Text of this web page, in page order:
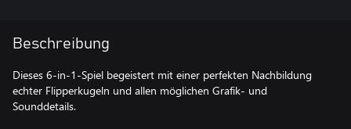
Beschreibung
Dieses 6-in-1-Spiel begeistert mit einer perfekten Nachbildung
echter Flipperkugeln und allen möglichen Grafik- und
Sounddetails.